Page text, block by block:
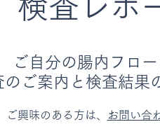
検査レポ
ご自分の腸内フロ
のご案内と検査結果
ご興味のある方は、 お問い合